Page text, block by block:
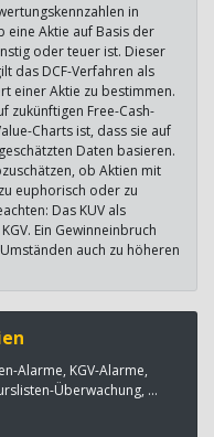
in
eine Aktie auf Basis der
oder teuer ist. Dieser
das DCF-Verfahren als
einer Aktie zu bestimmen.
zukünftigen Free-Cash-
Charts ist, dass sie auf
Daten basieren.
ob Aktien mit
euphorisch oder zu
Das KUV als
Ein Gewinneinbruch
auch zu höheren
Alarme, KGV-Alarme,
Überwachung, ...